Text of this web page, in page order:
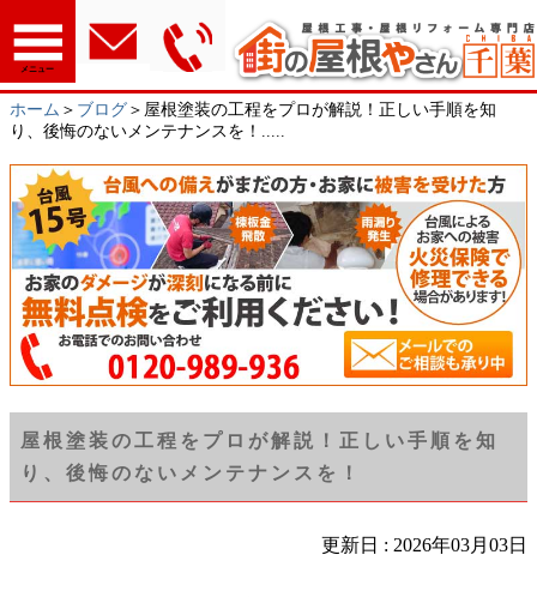
メニュー
ホーム ＞ ブログ ＞屋根塗装の工程をプロが解説！正しい手順を知
り、後悔のないメンテナンスを！.....
屋根塗装の工程をプロが解説！正しい手順を知
り、後悔のないメンテナンスを！
更新日 : 2026年03月03日